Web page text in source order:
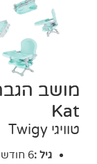
Kat
טוויגי Twigy
גיל :6 חודשים עד 3 שנים ועד משקל של 15 ק"ג